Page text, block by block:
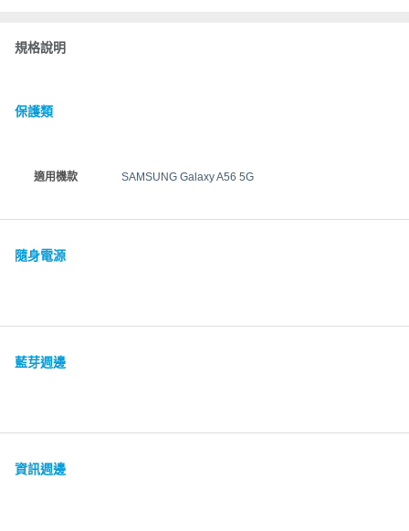
規格說明
保護類
適用機款 SAMSUNG Galaxy A56 5G
隨身電源
藍芽週邊
資訊週邊